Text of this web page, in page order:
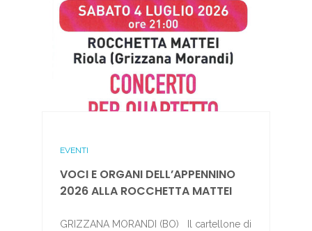
EVENTI
VOCI E ORGANI DELL’APPENNINO
2026 ALLA ROCCHETTA MATTEI
GRIZZANA MORANDI (BO) Il cartellone di